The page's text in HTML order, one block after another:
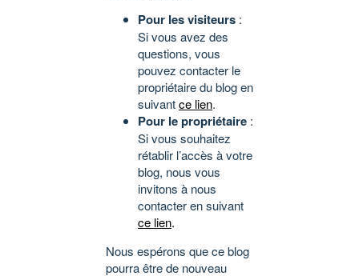
Pour les visiteurs :
Si vous avez des
questions, vous
pouvez contacter le
propriétaire du blog en
suivantce lien.
Pour le propriétaire :
Si vous souhaitez
rétablir l’accès à votre
blog, nous vous
invitons à nous
contacter en suivant
ce lien.
Nous espérons que ce blog
pourra être de nouveau